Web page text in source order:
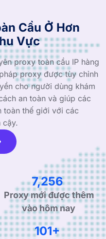
Cầu Ở Hơn
Vực
proxy toàn cầu IP hàng
proxy được tùy chỉnh
cho người dùng khám
an toàn và giúp các
toàn thế giới với các
cậy.
12,555
Proxy mới được thêm
vào hôm nay
176+